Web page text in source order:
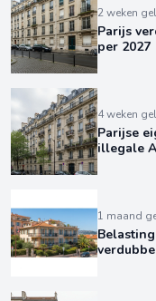
2 weken
Parijs
per 2027
4 weken
Parijse
illegale
1 maand